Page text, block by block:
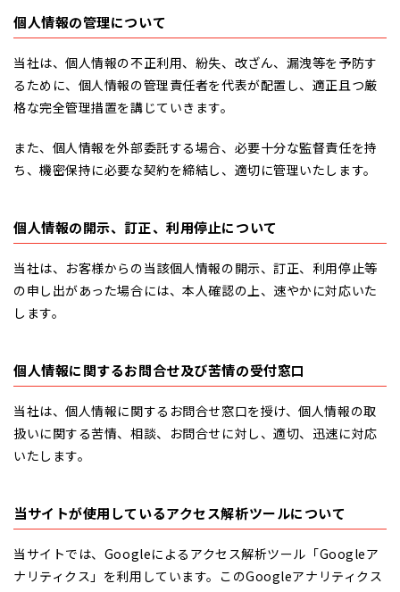
個人情報の管理について
当社は、個人情報の不正利用、紛失、改ざん、漏洩等を予防す
るために、個人情報の管理責任者を代表が配置し、適正且つ厳
格な完全管理措置を講じていきます。
また、個人情報を外部委託する場合、必要十分な監督責任を持
ち、機密保持に必要な契約を締結し、適切に管理いたします。
個人情報の開示、訂正、利用停止について
当社は、お客様からの当該個人情報の開示、訂正、利用停止等
の申し出があった場合には、本人確認の上、速やかに対応いた
します。
個人情報に関するお問合せ及び苦情の受付窓口
当社は、個人情報に関するお問合せ窓口を授け、個人情報の取
扱いに関する苦情、相談、お問合せに対し、適切、迅速に対応
いたします。
当サイトが使用しているアクセス解析ツールについて
当サイトでは、Googleによるアクセス解析ツール「Googleア
ナリティクス」を利用しています。このGoogleアナリティクス